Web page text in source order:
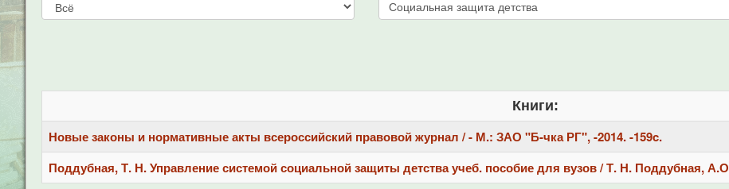
Книги:
Новые законы и нормативные акты всероссийский правовой журнал / - М.: ЗАО "Б-чка РГ", -2014. -159c.
Поддубная, Т. Н. Управление системой социальной защиты детства учеб. пособие для вузов / Т. Н. Поддубная,